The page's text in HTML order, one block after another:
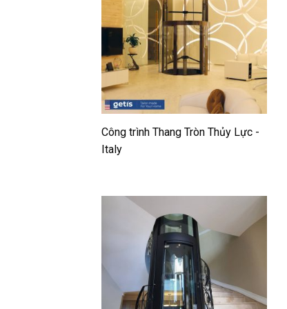
Công trình Thang Tròn Thủy Lực -
Italy